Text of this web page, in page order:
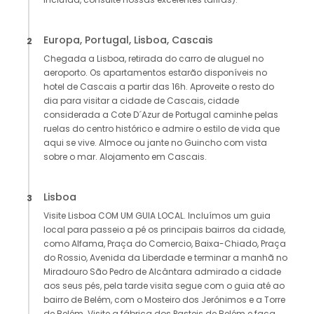
2 Europa, Portugal, Lisboa, Cascais
Chegada a Lisboa, retirada do carro de aluguel no
aeroporto. Os apartamentos estarão disponíveis no
hotel de Cascais a partir das 16h. Aproveite o resto do
dia para visitar a cidade de Cascais, cidade
considerada a Cote D´Azur de Portugal caminhe pelas
ruelas do centro histórico e admire o estilo de vida que
aqui se vive. Almoce ou jante no Guincho com vista
sobre o mar. Alojamento em Cascais.
3 Lisboa
Visite Lisboa COM UM GUIA LOCAL. Incluímos um guia
local para passeio a pé os principais bairros da cidade,
como Alfama, Praça do Comercio, Baixa-Chiado, Praça
do Rossio, Avenida da Liberdade e terminar a manhã no
Miradouro São Pedro de Alcântara admirado a cidade
aos seus pés, pela tarde visita segue com o guia até ao
bairro de Belém, com o Mosteiro dos Jerónimos e a Torre